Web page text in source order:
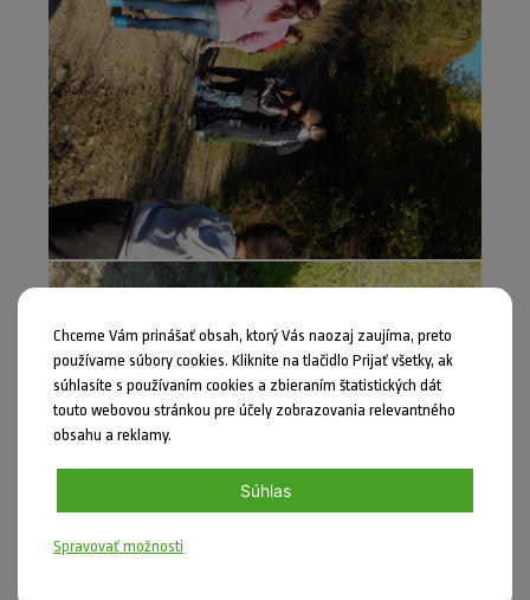
Chceme Vám prinášať obsah, ktorý Vás naozaj zaujíma, preto
používame súbory cookies. Kliknite na tlačidlo Prijať všetky, ak
súhlasíte s používaním cookies a zbieraním štatistických dát
touto webovou stránkou pre účely zobrazovania relevantného
obsahu a reklamy.
Súhlas
Spravovať možnosti